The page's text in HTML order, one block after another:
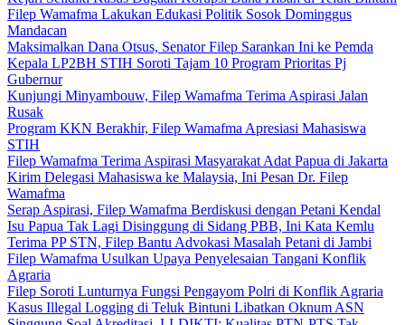
Filep Wamafma Lakukan Edukasi Politik Sosok Dominggus
Mandacan
Maksimalkan Dana Otsus, Senator Filep Sarankan Ini ke Pemda
Kepala LP2BH STIH Soroti Tajam 10 Program Prioritas Pj
Gubernur
Kunjungi Minyambouw, Filep Wamafma Terima Aspirasi Jalan
Rusak
Program KKN Berakhir, Filep Wamafma Apresiasi Mahasiswa
STIH
Filep Wamafma Terima Aspirasi Masyarakat Adat Papua di Jakarta
Kirim Delegasi Mahasiswa ke Malaysia, Ini Pesan Dr. Filep
Wamafma
Serap Aspirasi, Filep Wamafma Berdiskusi dengan Petani Kendal
Isu Papua Tak Lagi Disinggung di Sidang PBB, Ini Kata Kemlu
Terima PP STN, Filep Bantu Advokasi Masalah Petani di Jambi
Filep Wamafma Usulkan Upaya Penyelesaian Tangani Konflik
Agraria
Filep Soroti Lunturnya Fungsi Pengayom Polri di Konflik Agraria
Kasus Illegal Logging di Teluk Bintuni Libatkan Oknum ASN